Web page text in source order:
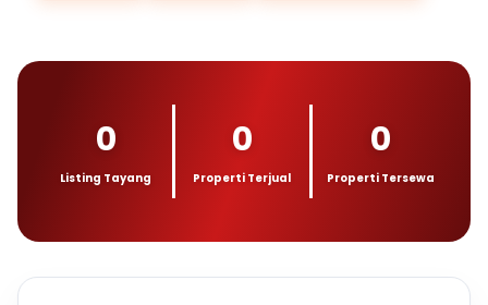
0
Listing Tayang
0
Properti Terjual
0
Properti Tersewa